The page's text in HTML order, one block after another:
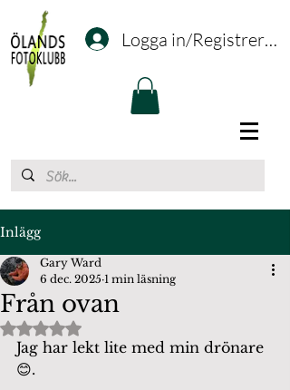
Logga in/Registrering
Inlägg
Från ovan
Gary Ward
6 dec. 2025 1 min läsning
Betygsatt till NaN av 5 stjärnor.
Jag har lekt lite med min drönare
😊.